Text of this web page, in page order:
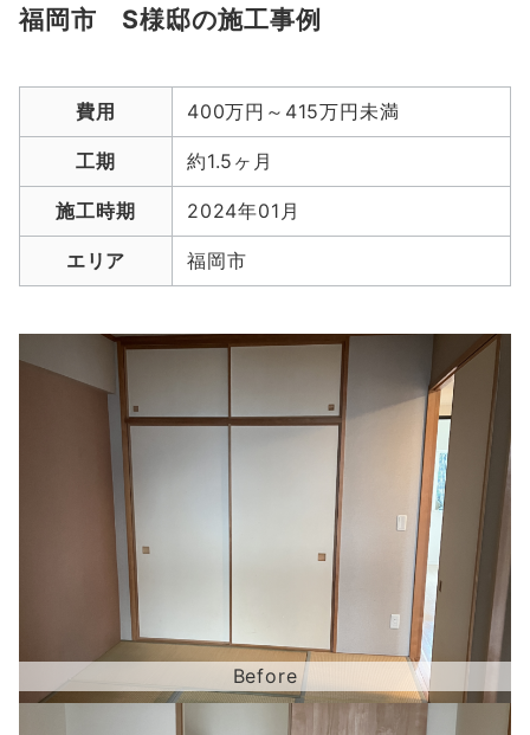
福岡市 S様邸の施工事例
費用 400万円～415万円未満
工期 約1.5ヶ月
施工時期 2024年01月
エリア 福岡市